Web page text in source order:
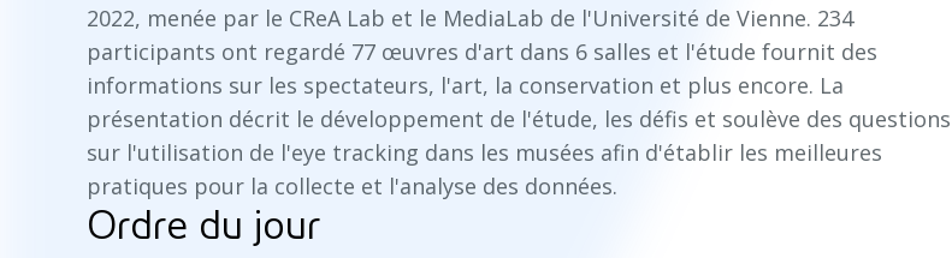
2022, menée par le CReA Lab et le MediaLab de l'Université de Vienne. 234
participants ont regardé 77 œuvres d'art dans 6 salles et l'étude fournit des
informations sur les spectateurs, l'art, la conservation et plus encore. La
présentation décrit le développement de l'étude, les défis et soulève des questions
sur l'utilisation de l'eye tracking dans les musées afin d'établir les meilleures
pratiques pour la collecte et l'analyse des données.
Ordre du jour